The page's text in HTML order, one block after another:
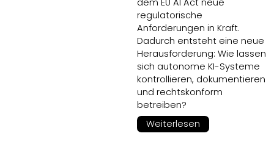
dem EU AI Act neue
regulatorische
Anforderungen in Kraft.
Dadurch entsteht eine neue
Herausforderung: Wie lassen
sich autonome KI-Systeme
kontrollieren, dokumentieren
und rechtskonform
betreiben?
Weiterlesen